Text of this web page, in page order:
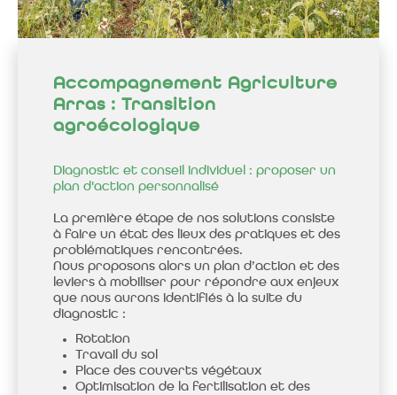
Accompagnement Agriculture
Arras : Transition
agroécologique
Diagnostic et conseil individuel : proposer un
plan d'action personnalisé
La première étape de nos solutions consiste
à faire un état des lieux des pratiques et des
problématiques rencontrées.
Nous proposons alors un plan d’action et des
leviers à mobiliser pour répondre aux enjeux
que nous aurons identifiés à la suite du
diagnostic :
Rotation
Travail du sol
Place des couverts végétaux
Optimisation de la fertilisation et des